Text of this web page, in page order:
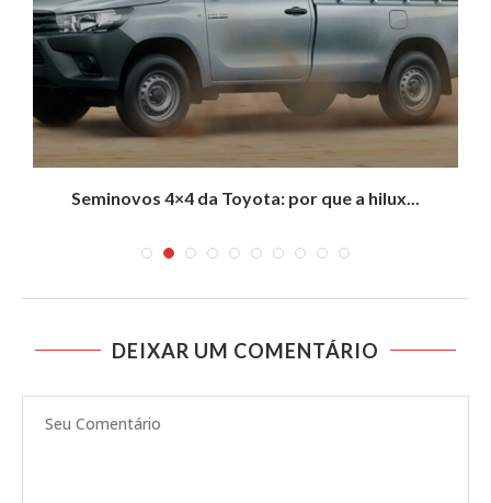
Seminovos 4×4 da Toyota: por que a hilux...
DEIXAR UM COMENTÁRIO